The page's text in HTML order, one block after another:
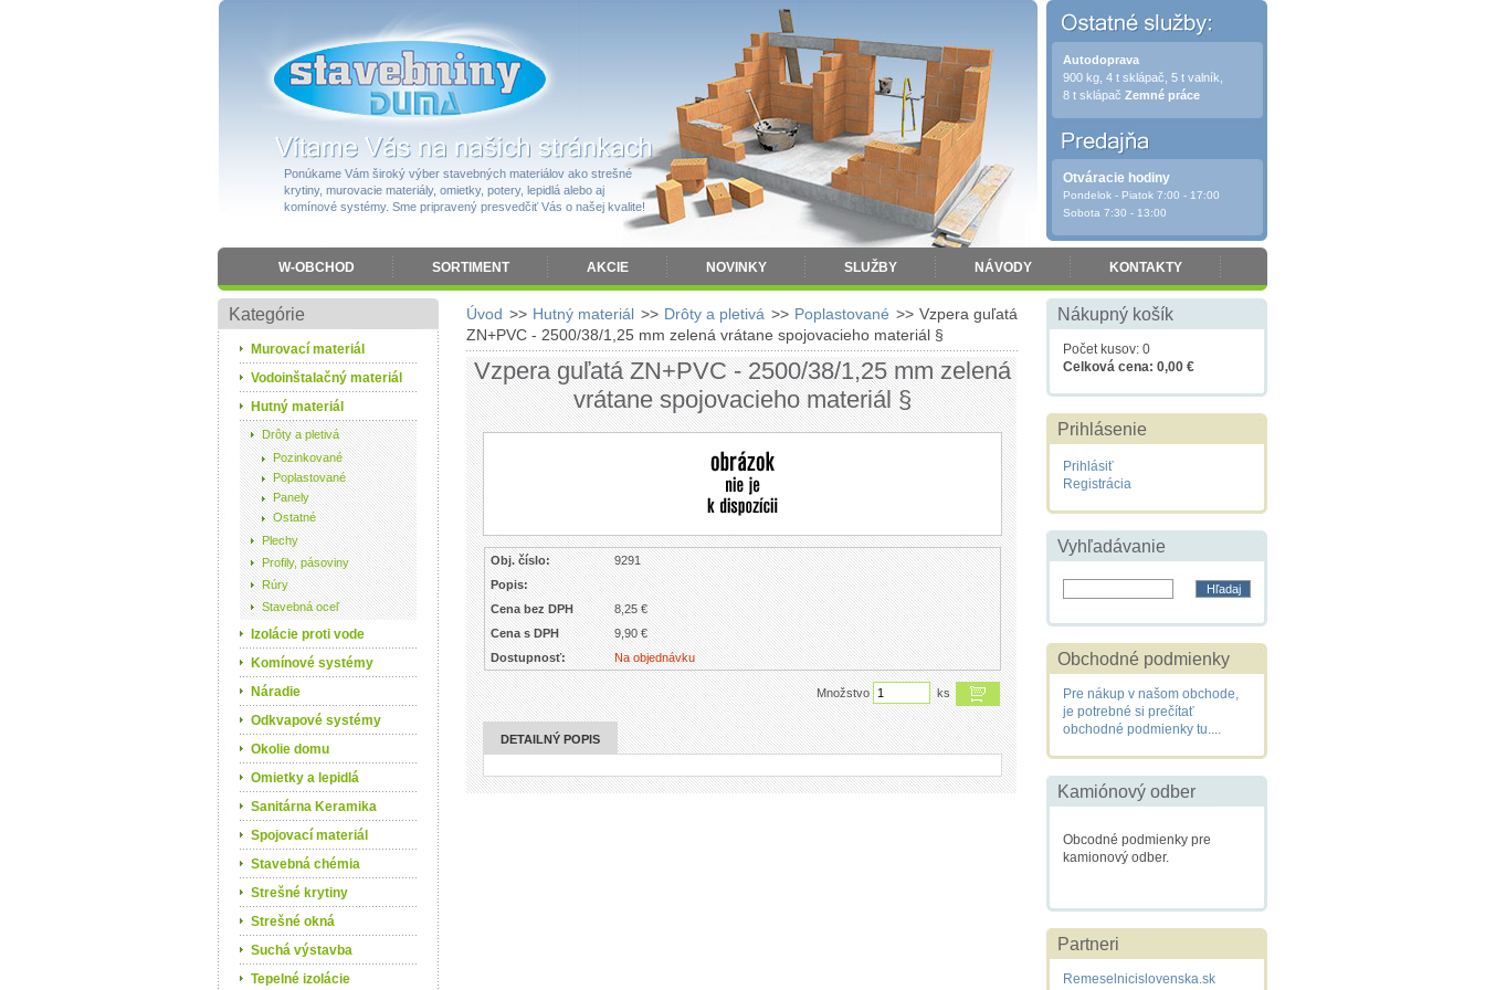
Ponúkame Vám široký výber stavebných materiálov ako strešné
krytiny, murovacie materiály, omietky, potery, lepidlá alebo aj
komínové systémy. Sme pripravený presvedčiť Vás o našej kvalite!
W-OBCHOD SORTIMENT AKCIE NOVINKY SLUŽBY NÁVODY KONTAKTY
Autodoprava
900 kg, 4 t sklápač, 5 t valník,
8 t sklápač Zemné práce
Otváracie hodiny
Pondelok - Piatok 7:00 - 17:00
Sobota 7:30 - 13:00
Úvod >> Hutný materiál >> Drôty a pletivá >> Poplastované >> Vzpera guľatá
ZN+PVC - 2500/38/1,25 mm zelená vrátane spojovacieho materiál §
Vzpera guľatá ZN+PVC - 2500/38/1,25 mm zelená
vrátane spojovacieho materiál §
Obj. číslo:
9291
Popis:
Cena bez DPH
8,25 €
Cena s DPH
9,90 €
Dostupnosť:
Na objednávku
Množstvo ks
DETAILNÝ POPIS
Kategórie
Murovací materiál
Vodoinštalačný materiál
Hutný materiál
Drôty a pletivá
Pozinkované
Poplastované
Panely
Ostatné
Plechy
Profily, pásoviny
Rúry
Stavebná oceľ
Izolácie proti vode
Komínové systémy
Náradie
Odkvapové systémy
Okolie domu
Omietky a lepidlá
Sanitárna Keramika
Spojovací materiál
Stavebná chémia
Strešné krytiny
Strešné okná
Suchá výstavba
Tepelné izolácie
Nákupný košík
Počet kusov: 0
Celková cena: 0,00 €
Prihlásenie
Prihlásiť
Registrácia
Vyhľadávanie
Obchodné podmienky
Pre nákup v našom obchode,
je potrebné si prečítať
obchodné podmienky tu....
Kamiónový odber
Obcodné podmienky pre
kamionový odber.
Partneri
Remeselnicislovenska.sk